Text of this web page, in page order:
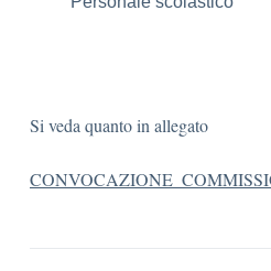
Si veda quanto in allegato